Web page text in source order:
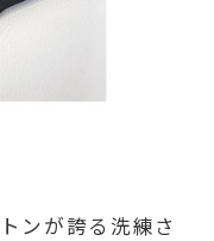
ンが誇る洗練さ